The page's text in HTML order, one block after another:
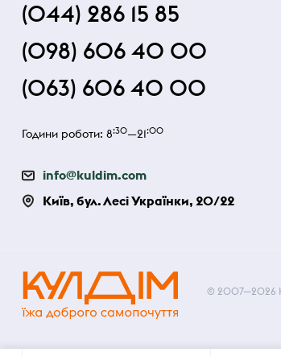
(044) 286 15 85
(098) 606 40 00
(063) 606 40 00
Години роботи: 8:30—21:00
info@kuldim.com
Київ, бул. Лесі Українки, 20/22
© 2007—2026